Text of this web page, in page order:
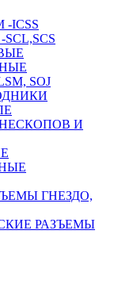
ICSS
SOJ
И
ГНЕЗДО,
РАЗЪЕМЫ